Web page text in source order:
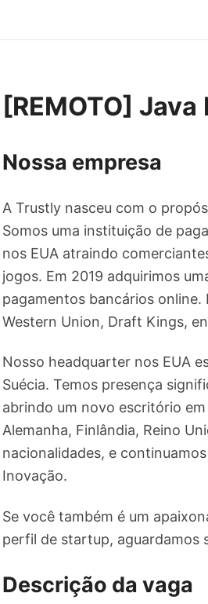
[REMOTO]
Nossa empresa
A Trustly nasceu com o
Somos uma instituição de
nos EUA atraindo
jogos. Em 2019 adquirimos
pagamentos bancários online.
Western Union, Draft Kings,
Nosso headquarter nos EUA
Suécia. Temos presença
abrindo um novo escritório
Alemanha, Finlândia, Reino
nacionalidades, e
Inovação.
Se você também é um
perfil de startup, aguardamos
Descrição da vaga